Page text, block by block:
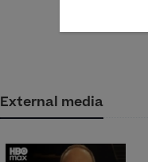
External media